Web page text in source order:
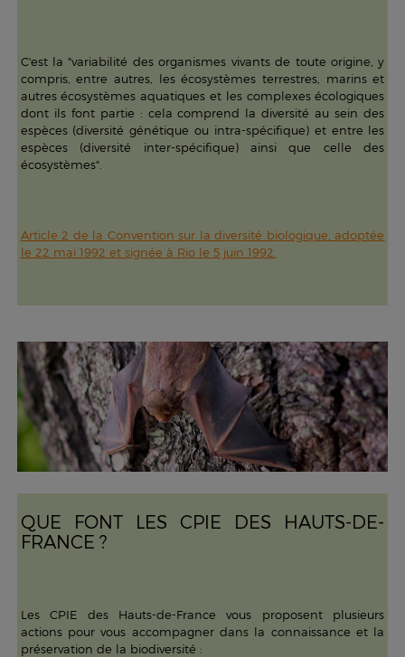
C'est la "variabilité des organismes vivants de toute origine, y
compris, entre autres, les écosystèmes terrestres, marins et
autres écosystèmes aquatiques et les complexes écologiques
dont ils font partie : cela comprend la diversité au sein des
espèces (diversité génétique ou intra-spécifique) et entre les
espèces (diversité inter-spécifique) ainsi que celle des
écosystèmes".
Article 2 de la Convention sur la diversité biologique, adoptée
le 22 mai 1992 et signée à Rio le 5 juin 1992.
QUE FONT LES CPIE DES HAUTS-DE-
FRANCE ?
Les CPIE des Hauts-de-France vous proposent plusieurs
actions pour vous accompagner dans la connaissance et la
préservation de la biodiversité :